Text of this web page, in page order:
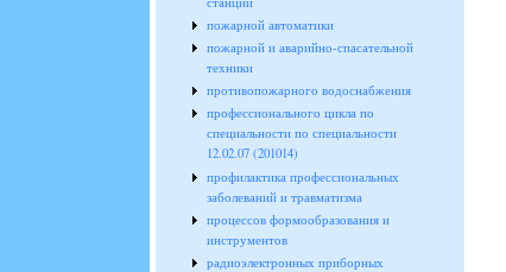
пожарной автоматики
пожарной и аварийно-спасательной
техники
противопожарного водоснабжения
профессионального цикла по
специальности по специальности
12.02.07 (201014)
профилактика профессиональных
заболеваний и травматизма
процессов формообразования и
инструментов
радиоэлектронных приборных